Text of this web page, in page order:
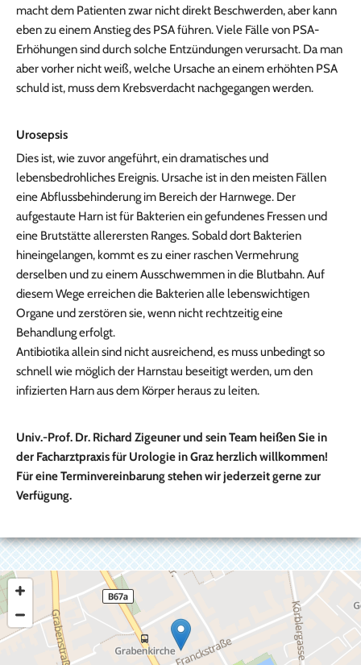
macht dem Patienten zwar nicht direkt Beschwerden, aber kann
eben zu einem Anstieg des PSA führen. Viele Fälle von PSA-
Erhöhungen sind durch solche Entzündungen verursacht. Da man
aber vorher nicht weiß, welche Ursache an einem erhöhten PSA
schuld ist, muss dem Krebsverdacht nachgegangen werden.
Urosepsis
Dies ist, wie zuvor angeführt, ein dramatisches und
lebensbedrohliches Ereignis. Ursache ist in den meisten Fällen
eine Abflussbehinderung im Bereich der Harnwege. Der
aufgestaute Harn ist für Bakterien ein gefundenes Fressen und
eine Brutstätte allerersten Ranges. Sobald dort Bakterien
hineingelangen, kommt es zu einer raschen Vermehrung
derselben und zu einem Ausschwemmen in die Blutbahn. Auf
diesem Wege erreichen die Bakterien alle lebenswichtigen
Organe und zerstören sie, wenn nicht rechtzeitig eine
Behandlung erfolgt.
Antibiotika allein sind nicht ausreichend, es muss unbedingt so
schnell wie möglich der Harnstau beseitigt werden, um den
infizierten Harn aus dem Körper heraus zu leiten.
Univ.-Prof. Dr. Richard Zigeuner und sein Team heißen Sie in
der Facharztpraxis für Urologie in Graz herzlich willkommen!
Für eine Terminvereinbarung stehen wir jederzeit gerne zur
Verfügung.